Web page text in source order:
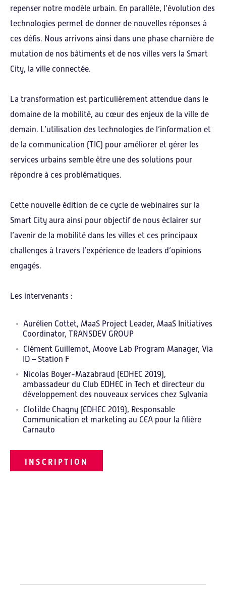
Le label Carnot
Notre réseau
Visites virtuelles
Défis d’innovation
Motorisation
Matériaux
TIC
Notre offre
Une offre sur-mesure
Programme Improve
Programme Realize
Formations
Notre expertise
Nos webinars
Success stories
Actualités
repenser notre modèle urbain. En parallèle, l’évolution des
technologies permet de donner de nouvelles réponses à
ces défis. Nous arrivons ainsi dans une phase charnière de
mutation de nos bâtiments et de nos villes vers la Smart
City, la ville connectée.
La transformation est particulièrement attendue dans le
domaine de la mobilité, au cœur des enjeux de la ville de
demain. L’utilisation des technologies de l’information et
de la communication (TIC) pour améliorer et gérer les
services urbains semble être une des solutions pour
répondre à ces problématiques.
Cette nouvelle édition de ce cycle de webinaires sur la
Smart City aura ainsi pour objectif de nous éclairer sur
l’avenir de la mobilité dans les villes et ces principaux
challenges à travers l’expérience de leaders d’opinions
engagés.
Les intervenants :
Aurélien Cottet, MaaS Project Leader, MaaS Initiatives
Coordinator, TRANSDEV GROUP
Clément Guillemot, Moove Lab Program Manager, Via
ID – Station F
Nicolas Boyer-Mazabraud (EDHEC 2019),
ambassadeur du Club EDHEC in Tech et directeur du
développement des nouveaux services chez Sylvania
Clotilde Chagny (EDHEC 2019), Responsable
Communication et marketing au CEA pour la filière
Carnauto
INSCRIPTION